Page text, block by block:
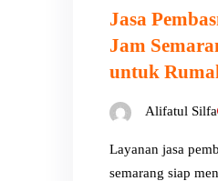
Jasa
Jam
untuk
Alifatul Silfa
Layanan jasa
semarang siap